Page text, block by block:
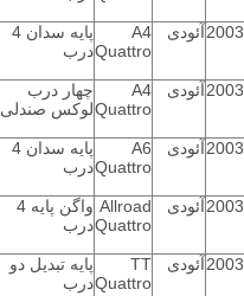
2003آئودی
A4
Quattro
پایه سدان 4
درب
2003آئودی
A4
Quattro
چهار درب
لوکس صندلی
2003آئودی
A6
Quattro
پایه سدان 4
درب
2003آئودی
Allroad
Quattro
واگن پایه 4
درب
2003آئودی
TT
Quattro
پایه تبدیل دو
درب